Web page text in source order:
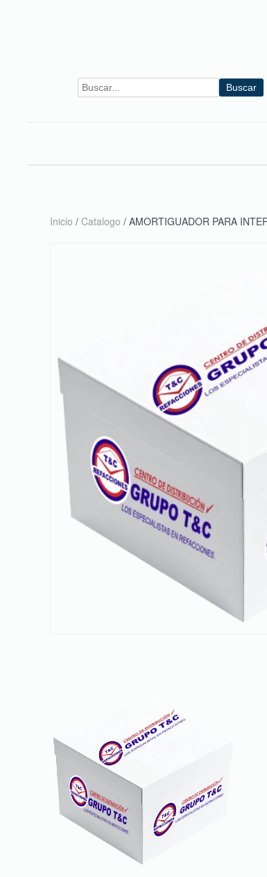
Buscar
Inicio / Catalogo / AMORTIGUADOR PARA